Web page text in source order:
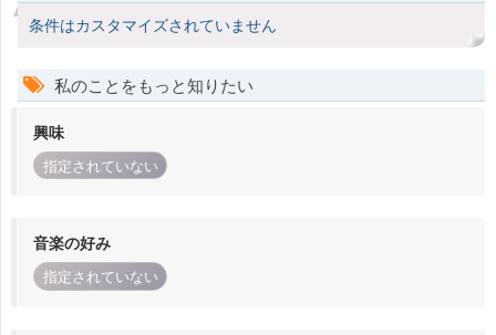
条件はカスタマイズされていません
私のことをもっと知りたい
興味
指定されていない
音楽の好み
指定されていない